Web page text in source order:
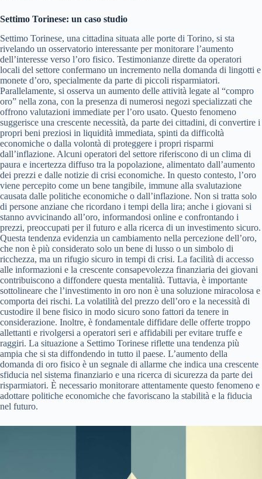
Settimo Torinese: un caso studio
Settimo Torinese, una cittadina situata alle porte di Torino, si sta
rivelando un osservatorio interessante per monitorare l’aumento
dell’interesse verso l’oro fisico. Testimonianze dirette da operatori
locali del settore confermano un incremento nella domanda di lingotti e
monete d’oro, specialmente da parte di piccoli risparmiatori.
Parallelamente, si osserva un aumento delle attività legate al “compro
oro” nella zona, con la presenza di numerosi negozi specializzati che
offrono valutazioni immediate per l’oro usato. Questo fenomeno
suggerisce una crescente necessità, da parte dei cittadini, di convertire i
propri beni preziosi in liquidità immediata, spinti da difficoltà
economiche o dalla volontà di proteggere i propri risparmi
dall’inflazione. Alcuni operatori del settore riferiscono di un clima di
paura e incertezza diffuso tra la popolazione, alimentato dall’aumento
dei prezzi e dalle notizie di crisi economiche. In questo contesto, l’oro
viene percepito come un bene tangibile, immune alla svalutazione
causata dalle politiche economiche o dall’inflazione. Non si tratta solo
di persone anziane che ricordano i tempi della lira; anche i giovani si
stanno avvicinando all’oro, informandosi online e confrontando i
prezzi, preoccupati per il futuro e alla ricerca di un investimento sicuro.
Questa tendenza evidenzia un cambiamento nella percezione dell’oro,
che non è più considerato solo un bene di lusso o un simbolo di
ricchezza, ma un rifugio sicuro in tempi di crisi. La facilità di accesso
alle informazioni e la crescente consapevolezza finanziaria dei giovani
contribuiscono a diffondere questa mentalità. Tuttavia, è importante
sottolineare che l’investimento in oro non è una soluzione miracolosa e
comporta dei rischi. La volatilità del prezzo dell’oro e la necessità di
custodire il bene fisico in modo sicuro sono fattori da tenere in
considerazione. Inoltre, è fondamentale diffidare delle offerte troppo
allettanti e rivolgersi a operatori seri e affidabili per evitare truffe e
raggiri. La situazione a Settimo Torinese riflette una tendenza più
ampia che si sta diffondendo in tutto il paese. L’aumento della
domanda di oro fisico è un segnale di allarme che indica una crescente
sfiducia nel sistema finanziario e una ricerca di sicurezza da parte dei
risparmiatori. È necessario monitorare attentamente questo fenomeno e
adottare politiche economiche che favoriscano la stabilità e la fiducia
nel futuro.